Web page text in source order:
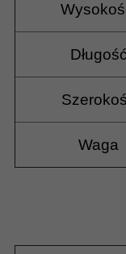
Długość
Waga